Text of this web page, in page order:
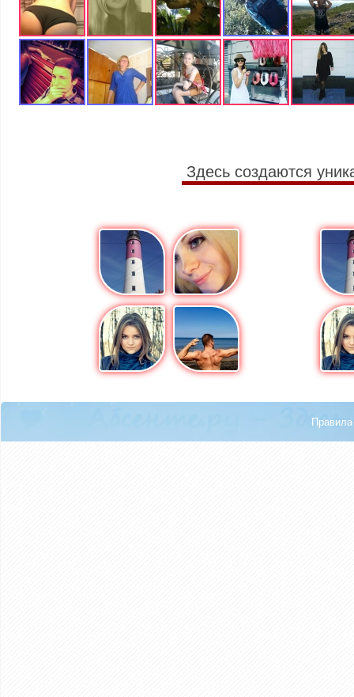
Здесь создаются
Правила